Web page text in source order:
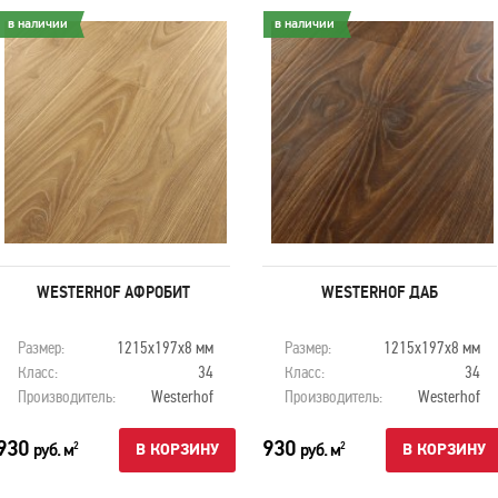
в наличии
WESTERHOF АФРОБИТ
Размер:
1215х197х8 мм
Класс:
34
Производитель:
Westerhof
руб. м2 В КОРЗИНУ
в наличии
WESTERHOF ДАБ
Размер:
1215х197х8 мм
Класс:
34
Производитель:
Westerhof
930 руб. м2 В КОРЗИНУ